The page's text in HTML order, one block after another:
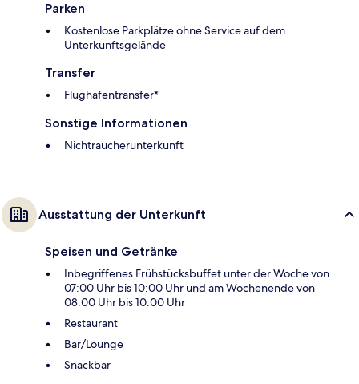
Parken
Kostenlose Parkplätze ohne Service auf dem
Unterkunftsgelände
Transfer
Flughafentransfer*
Sonstige Informationen
Nichtraucherunterkunft
Ausstattung der Unterkunft
Speisen und Getränke
Inbegriffenes Frühstücksbuffet unter der Woche von
07:00 Uhr bis 10:00 Uhr und am Wochenende von
08:00 Uhr bis 10:00 Uhr
Restaurant
Bar/Lounge
Snackbar